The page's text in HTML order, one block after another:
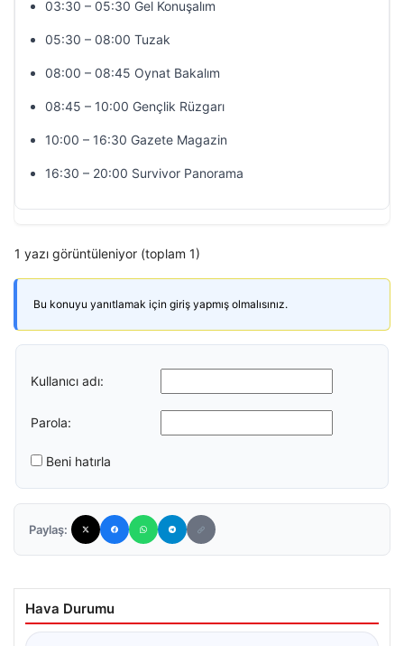
03:30 – 05:30 Gel Konuşalım
05:30 – 08:00 Tuzak
08:00 – 08:45 Oynat Bakalım
08:45 – 10:00 Gençlik Rüzgarı
10:00 – 16:30 Gazete Magazin
16:30 – 20:00 Survivor Panorama
1 yazı görüntüleniyor (toplam 1)
Bu konuyu yanıtlamak için giriş yapmış olmalısınız.
Kullanıcı adı:
Parola:
Beni hatırla
Paylaş:
Hava Durumu